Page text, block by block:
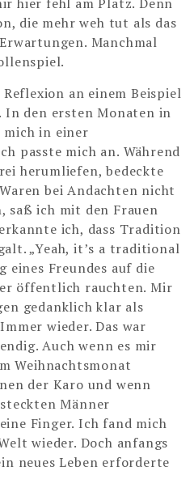
die mehr weh tut als das
Manchmal
an einem Beispiel
In den ersten Monaten in
mich in einer
passte mich an. Während
herumliefen, bedeckte
bei Andachten nicht
saß ich mit den Frauen
ich, dass Tradition
„Yeah, it’s a traditional
eines Freundes auf die
öffentlich rauchten. Mir
gedanklich klar als
wieder. Das war
Auch wenn es mir
Weihnachtsmonat
der Karo und wenn
Männer
Finger. Ich fand mich
wieder. Doch anfangs
neues Leben erforderte